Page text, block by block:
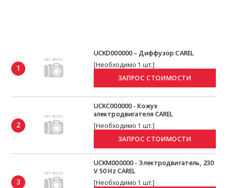
1
UCKD000000 – Диффузор CAREL
[Необходимо 1 шт.]
2
UCKC000000 - Кожух
электродвигателя CAREL
[Необходимо 1 шт.]
3
UCKM000000 - Электродвигатель, 230
V 50 Hz CAREL
[Необходимо 1 шт.]